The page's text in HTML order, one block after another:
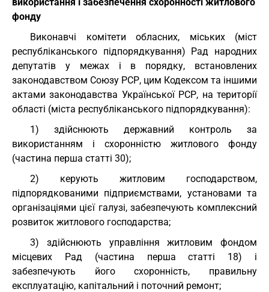
фонду
Виконавчі комітети обласних, міських (міст
республіканського підпорядкування) Рад народних
депутатів у межах і в порядку, встановлених
законодавством Союзу РСР, цим Кодексом та іншими
актами законодавства Української РСР, на території
області (міста республіканського підпорядкування):
1) здійснюють державний контроль за
використанням і схоронністю житлового фонду
(частина перша статті 30);
2) керують житловим господарством,
підпорядкованими підприємствами, установами та
організаціями цієї галузі, забезпечують комплексний
розвиток житлового господарства;
3) здійснюють управління житловим фондом
місцевих Рад (частина перша статті 18) і
забезпечують його схоронність, правильну
експлуатацію, капітальний і поточний ремонт;